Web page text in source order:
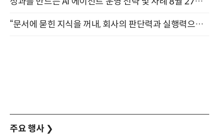
“문서에 묻힌 지식을 꺼내, 회사의 판단력과 실행력으로 바꾸다” (8/20)
주요 행사 ❯